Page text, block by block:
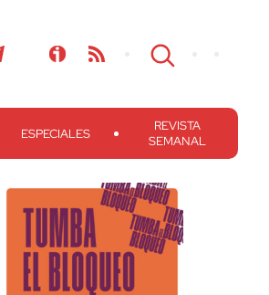
ESPECIALES
REVISTA
SEMANAL